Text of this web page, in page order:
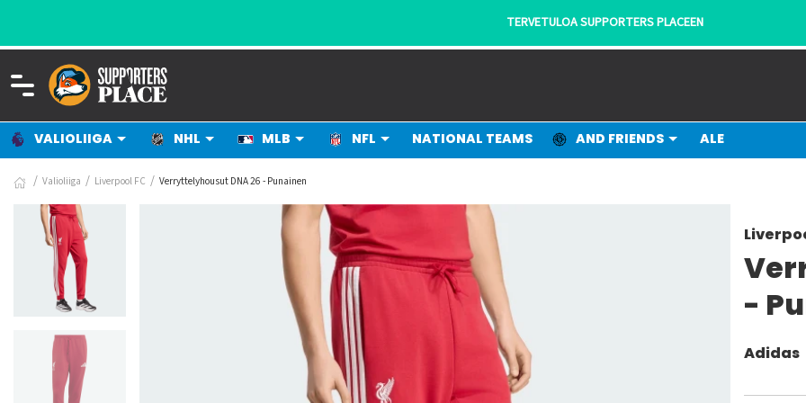
VALIOLIIGA NHL MLB NFL NATIONAL TEAMS AND FRIENDS ALE
Valioliiga Liverpool FC Verryttelyhousut DNA 26 - Punainen
-
Adidas